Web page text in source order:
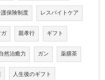
保険制度 レスパイトケア
親孝行 ギフト
然治癒力 ガン 薬膳茶
人生後のギフト